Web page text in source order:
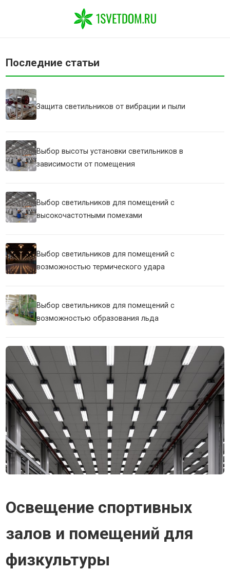
Последние статьи
Защита светильников от вибрации и пыли
Выбор высоты установки светильников в
зависимости от помещения
Выбор светильников для помещений с
высокочастотными помехами
Выбор светильников для помещений с
возможностью термического удара
Выбор светильников для помещений с
возможностью образования льда
Освещение спортивных
залов и помещений для
физкультуры